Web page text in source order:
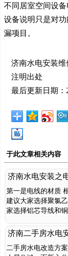
不同居室空间设
设备说明只是对
漏项目。
济南水电安装维
注明出处
最后更新日期：
于此文章相关内容
济南水电安装之
第一是电线的材质
建议大家选择聚氯
家选择铝芯导线和
济南二手房水电
二手房水电改造方